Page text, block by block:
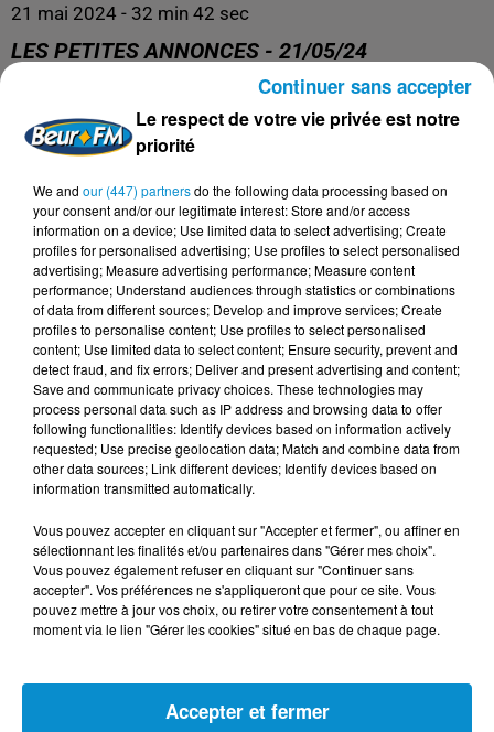
21 mai 2024 - 32 min 42 sec
LES PETITES ANNONCES - 21/05/24
DERNIERS PODCASTS
24 juillet 2026
Les Zinformés - 24/07/26
Les Zinformés - 23/07/26
Les Zinformés - 22/07/26
Le respect de votre vie privée est notre
priorité
We and our (447) partnersdo the following data processing based on
your consent and/or our legitimate interest: Store and/or access
information on a device; Use limited data to select advertising; Create
profiles for personalised advertising; Use profiles to select personalised
advertising; Measure advertising performance; Measure content
performance; Understand audiences through statistics or combinations
of data from different sources; Develop and improve services; Create
profiles to personalise content; Use profiles to select personalised
content; Use limited data to select content; Ensure security, prevent and
detect fraud, and fix errors; Deliver and present advertising and content;
Save and communicate privacy choices. These technologies may
process personal data such as IP address and browsing data to offer
following functionalities: Identify devices based on information actively
requested; Use precise geolocation data; Match and combine data from
other data sources; Link different devices; Identify devices based on
information transmitted automatically.
Vous pouvez accepter en cliquant sur "Accepter et fermer", ou affiner en
sélectionnant les finalités et/ou partenaires dans "Gérer mes choix".
Vous pouvez également refuser en cliquant sur "Continuer sans
accepter". Vos préférences ne s'appliqueront que pour ce site. Vous
pouvez mettre à jour vos choix, ou retirer votre consentement à tout
moment via le lien "Gérer les cookies" situé en bas de chaque page.
Accepter et fermer
Continuer sans accepter